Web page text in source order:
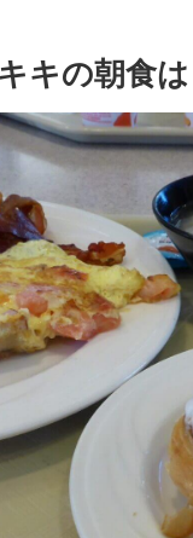
キの朝食は